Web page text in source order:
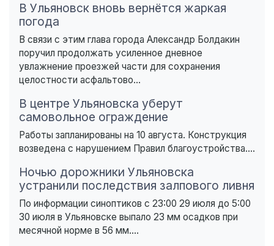
В Ульяновск вновь вернётся жаркая
погода
В связи с этим глава города Александр Болдакин
поручил продолжать усиленное дневное
увлажнение проезжей части для сохранения
целостности асфальтово...
В центре Ульяновска уберут
самовольное ограждение
Работы запланированы на 10 августа. Конструкция
возведена с нарушением Правил благоустройства....
Ночью дорожники Ульяновска
устранили последствия залпового ливня
По информации синоптиков с 23:00 29 июля до 5:00
30 июля в Ульяновске выпало 23 мм осадков при
месячной норме в 56 мм....